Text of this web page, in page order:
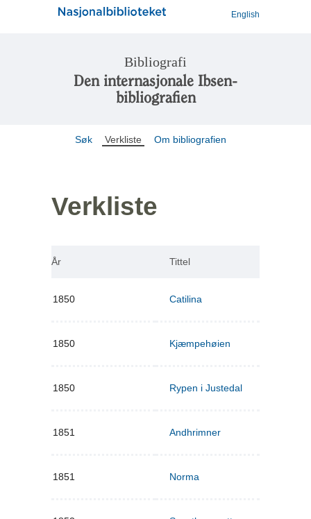
English
Bibliografi
Den internasjonale Ibsen-
bibliografien
Søk Verkliste Om bibliografien
Verkliste
År Tittel
1850 Catilina
1850 Kjæmpehøien
1850 Rypen i Justedal
1851 Andhrimner
1851 Norma